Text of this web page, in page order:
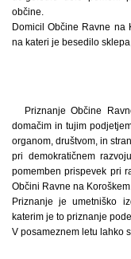
občine.
Domicil Občine Ravne na
na kateri je besedilo
Priznanje Občine
domačim in tujim
organom, društvom, in
pri demokratičnem
pomemben prispevek pri
Občini Ravne na Koroškem.
Priznanje je umetniško
katerim je to priznanje
V posameznem letu lahko